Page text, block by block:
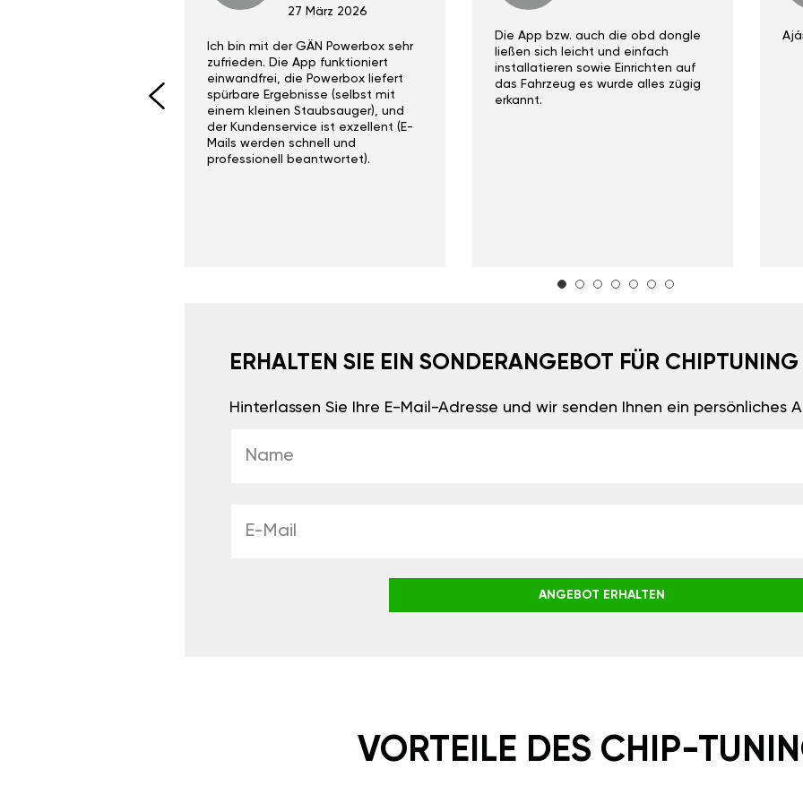
27 März 2026
Ich bin mit der GÄN Powerbox sehr
zufrieden. Die App funktioniert
einwandfrei, die Powerbox liefert
spürbare Ergebnisse (selbst mit
einem kleinen Staubsauger), und
der Kundenservice ist exzellent (E-
Mails werden schnell und
professionell beantwortet).
Die App bzw. auch die obd dongle
ließen sich leicht und einfach
installatieren sowie Einrichten auf
das Fahrzeug es wurde alles zügig
erkannt.
ERHALTEN SIE EIN SONDERANGEBOT FÜR CHIPTUNING
Hinterlassen Sie Ihre E-Mail-Adresse und wir senden Ihnen ein persönliches
ANGEBOT ERHALTEN
VORTEILE DES CHIP-